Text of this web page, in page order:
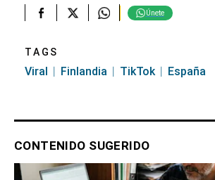
Únete
TAGS
Viral Finlandia TikTok España
CONTENIDO SUGERIDO